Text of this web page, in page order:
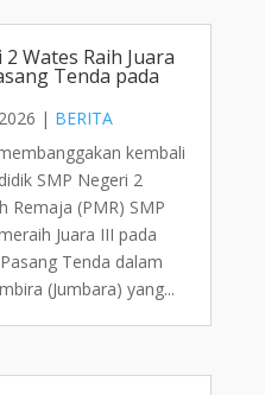
Wates Raih Juara
Tenda pada
| BERITA
kembali
SMP Negeri 2
Remaja (PMR) SMP
Juara III pada
Tenda dalam
(Jumbara) yang...